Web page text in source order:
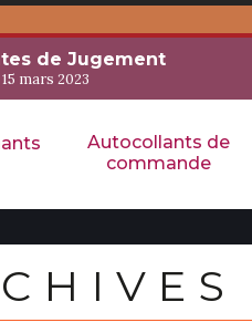
de Jugement
15 mars 2023
Autocollants de
commande